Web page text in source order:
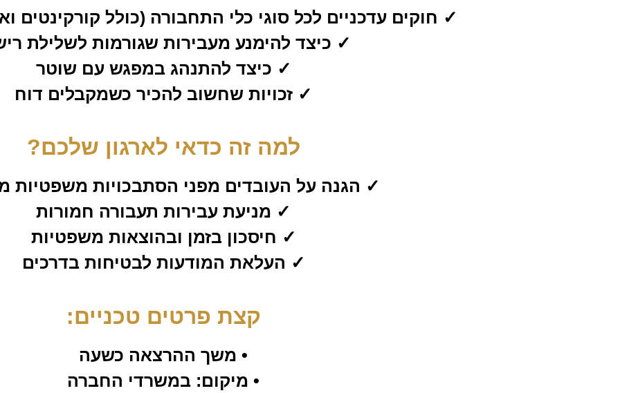
✓ חוקים עדכניים לכל סוגי כלי התחבורה (כולל קורקינטים
✓ כיצד להימנע מעבירות שגורמות לשלילת
✓ כיצד להתנהג במפגש עם שוטר
✓ זכויות שחשוב להכיר כשמקבלים דוח
למה זה כדאי לארגון שלכם?
✓ הגנה על העובדים מפני הסתבכויות משפטיות
✓ מניעת עבירות תעבורה חמורות
✓ חיסכון בזמן ובהוצאות משפטיות
✓ העלאת המודעות לבטיחות בדרכים
קצת פרטים טכניים:
• משך ההרצאה כשעה
• מיקום: במשרדי החברה